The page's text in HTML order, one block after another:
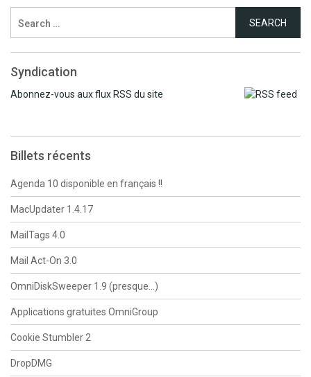
for:
Syndication
Abonnez-vous aux flux RSS du site
Billets récents
Agenda 10 disponible en français !!
MacUpdater 1.4.17
MailTags 4.0
Mail Act-On 3.0
OmniDiskSweeper 1.9 (presque…)
Applications gratuites OmniGroup
Cookie Stumbler 2
DropDMG